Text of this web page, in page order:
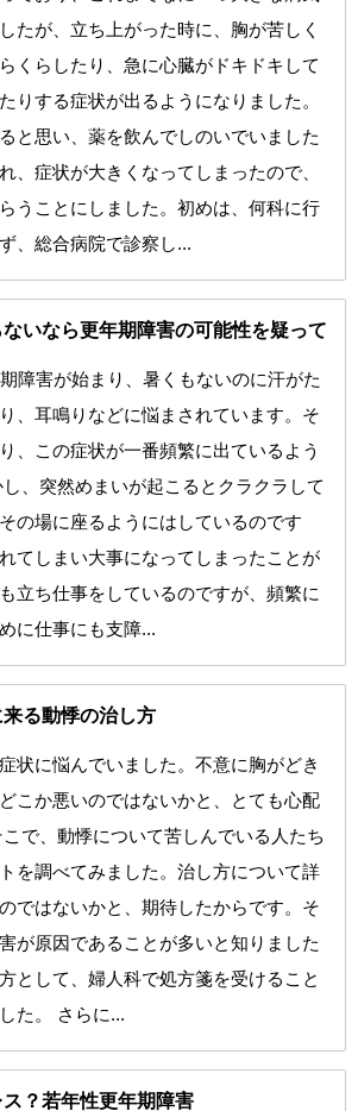
たが、立ち上がった時に、胸が苦しく
くらしたり、急に心臓がドキドキして
りする症状が出るようになりました。
と思い、薬を飲んでしのいでいました
、症状が大きくなってしまったので、
うことにしました。初めは、何科に行
、総合病院で診察し...
いなら更年期障害の可能性を疑って
障害が始まり、暑くもないのに汗がた
、耳鳴りなどに悩まされています。そ
、この症状が一番頻繁に出ているよう
、突然めまいが起こるとクラクラして
の場に座るようにはしているのです
てしまい大事になってしまったことが
立ち仕事をしているのですが、頻繁に
に仕事にも支障...
る動悸の治し方
状に悩んでいました。不意に胸がどき
こか悪いのではないかと、とても心配
で、動悸について苦しんでいる人たち
を調べてみました。治し方について詳
ではないかと、期待したからです。そ
が原因であることが多いと知りました
として、婦人科で処方箋を受けること
た。 さらに...
？若年性更年期障害